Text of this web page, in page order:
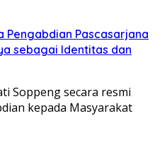
Pengabdian Pascasarjana
sebagai Identitas dan
Soppeng secara resmi
kepada Masyarakat